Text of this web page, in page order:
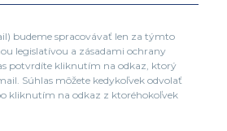
budeme spracovávať len za týmto
legislatívou a zásadami ochrany
potvrdíte kliknutím na odkaz, ktorý
Súhlas môžete kedykoľvek odvolať
kliknutím na odkaz z ktoréhokoľvek